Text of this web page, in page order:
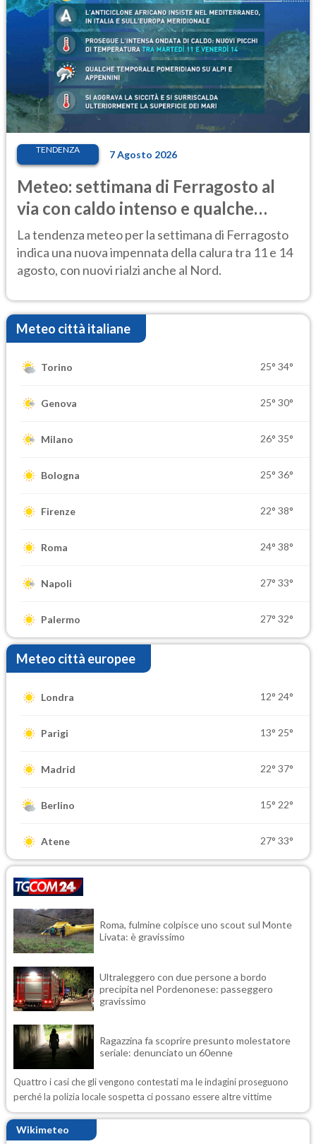
TENDENZA 7 Agosto 2026
Meteo: settimana di Ferragosto al
via con caldo intenso e qualche
temporale
La tendenza meteo per la settimana di Ferragosto
indica una nuova impennata della calura tra 11 e 14
agosto, con nuovi rialzi anche al Nord.
Meteo città italiane
Torino 25° 34°
Genova 25° 30°
Milano 26° 35°
Bologna 25° 36°
Firenze 22° 38°
Roma 24° 38°
Napoli 27° 33°
Palermo 27° 32°
Meteo città europee
Londra 12° 24°
Parigi 13° 25°
Madrid 22° 37°
Berlino 15° 22°
Atene 27° 33°
Roma, fulmine colpisce uno scout sul Monte
Livata: è gravissimo
Ultraleggero con due persone a bordo
precipita nel Pordenonese: passeggero
gravissimo
Ragazzina fa scoprire presunto molestatore
seriale: denunciato un 60enne
Quattro i casi che gli vengono contestati ma le indagini proseguono
perché la polizia locale sospetta ci possano essere altre vittime
Wikimeteo